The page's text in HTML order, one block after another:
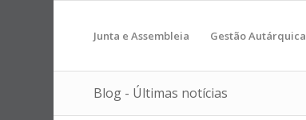
Junta e Assembleia Gestão Autárquica
Blog - Últimas notícias